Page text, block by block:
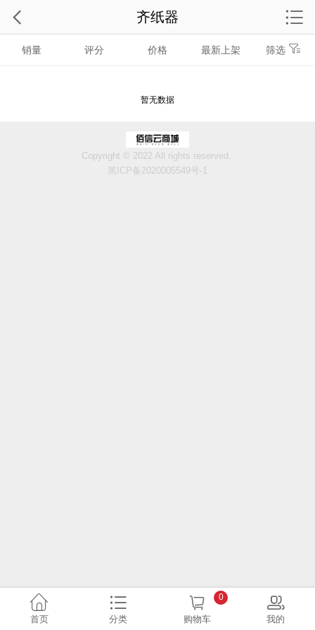
销量 评分 价格 最新上架 筛选
暂无数据
齐纸器
Copyright © 2022 All rights reserved.
黑ICP备2020005549号-1
首页 分类 购物车
0
我的